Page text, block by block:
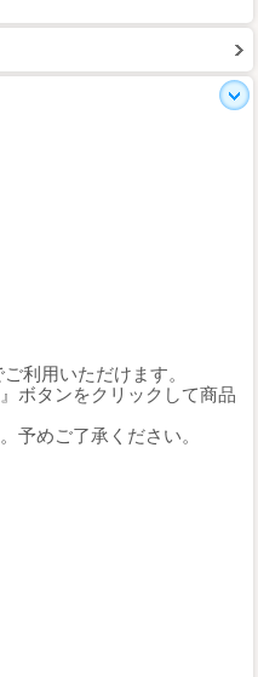
利用いただけます。
ボタンをクリックして商品
予めご了承ください。